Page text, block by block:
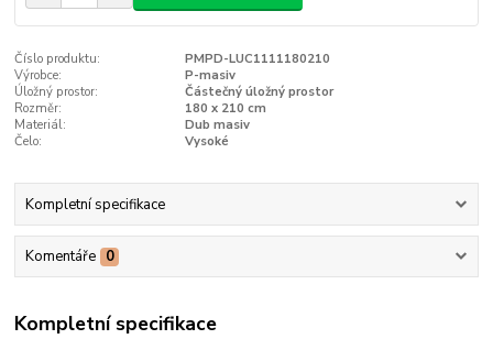
Číslo produktu:
PMPD-LUC1111180210
Výrobce:
P-masiv
Úložný prostor:
Částečný úložný prostor
Rozměr:
180 x 210 cm
Materiál:
Dub masiv
Čelo:
Vysoké
Kompletní specifikace
Komentáře 0
Kompletní specifikace